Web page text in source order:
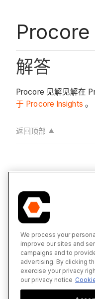
Procore
解答
Procore 见解见解在
于 Procore Insights 。
返回顶部
We process your
improve our sites and
campaigns and to
advertising. By clicking
exercise your privacy
our privacy notice